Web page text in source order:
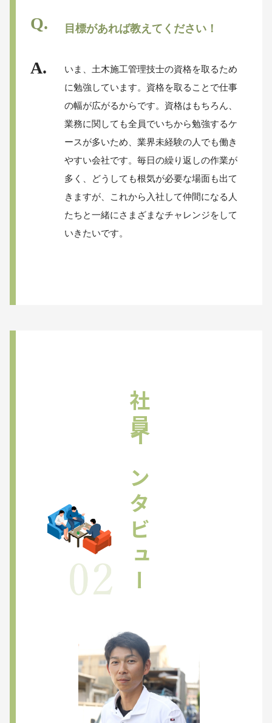
目標があれば教えてください！
いま、土木施工管理技士の資格を取るため
に勉強しています。資格を取ることで仕事
の幅が広がるからです。資格はもちろん、
業務に関しても全員でいちから勉強するケ
ースが多いため、業界未経験の人でも働き
やすい会社です。毎日の繰り返しの作業が
多く、どうしても根気が必要な場面も出て
きますが、これから入社して仲間になる人
たちと一緒にさまざまなチャレンジをして
いきたいです。
社員インタビュー